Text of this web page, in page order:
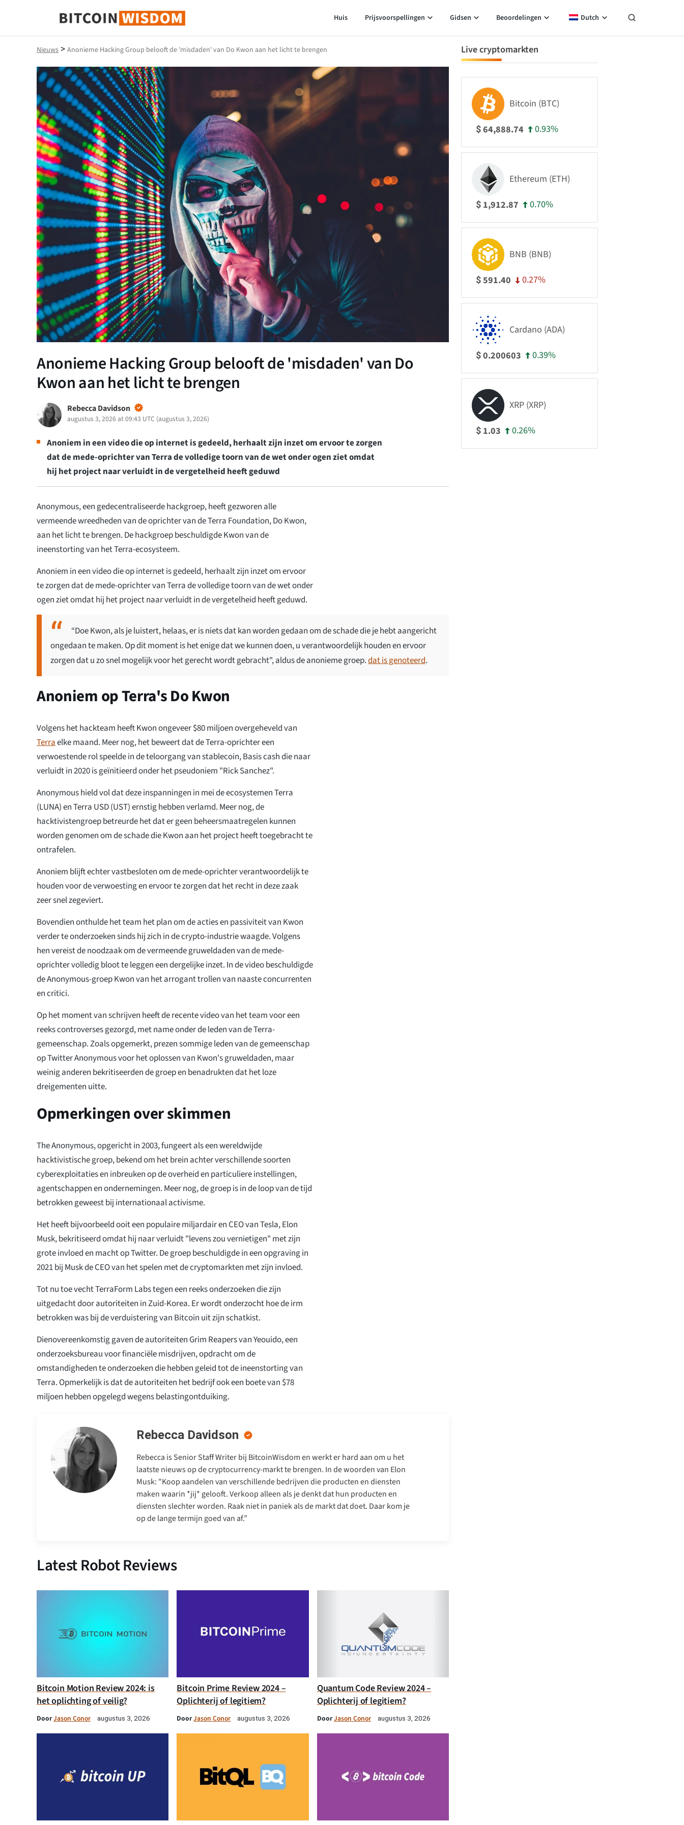
Bitcoin-wijsheid
Huis Prijsvoorspellingen Gidsen Beoordelingen Dutch
Nieuws > Anonieme Hacking Group belooft de 'misdaden' van Do Kwon aan het licht te brengen
Anonieme Hacking Group belooft de 'misdaden' van Do
Kwon aan het licht te brengen
Rebecca Davidson
augustus 3, 2026 at 09:43 UTC (augustus 3, 2026)
Anoniem in een video die op internet is gedeeld, herhaalt zijn inzet om ervoor te zorgen
dat de mede-oprichter van Terra de volledige toorn van de wet onder ogen ziet omdat
hij het project naar verluidt in de vergetelheid heeft geduwd
Anonymous, een gedecentraliseerde hackgroep, heeft gezworen alle
vermeende wreedheden van de oprichter van de Terra Foundation, Do Kwon,
aan het licht te brengen. De hackgroep beschuldigde Kwon van de
ineenstorting van het Terra-ecosysteem.
Anoniem in een video die op internet is gedeeld, herhaalt zijn inzet om ervoor
te zorgen dat de mede-oprichter van Terra de volledige toorn van de wet onder
ogen ziet omdat hij het project naar verluidt in de vergetelheid heeft geduwd.
“Doe Kwon, als je luistert, helaas, er is niets dat kan worden gedaan om de schade die je hebt aangericht
ongedaan te maken. Op dit moment is het enige dat we kunnen doen, u verantwoordelijk houden en ervoor
zorgen dat u zo snel mogelijk voor het gerecht wordt gebracht", aldus de anonieme groep.dat is genoteerd.
Anoniem op Terra's Do Kwon
Volgens het hackteam heeft Kwon ongeveer $80 miljoen overgeheveld van
Terraelke maand. Meer nog, het beweert dat de Terra-oprichter een
verwoestende rol speelde in de teloorgang van stablecoin, Basis cash die naar
verluidt in 2020 is geïnitieerd onder het pseudoniem "Rick Sanchez".
Anonymous hield vol dat deze inspanningen in mei de ecosystemen Terra
(LUNA) en Terra USD (UST) ernstig hebben verlamd. Meer nog, de
hacktivistengroep betreurde het dat er geen beheersmaatregelen kunnen
worden genomen om de schade die Kwon aan het project heeft toegebracht te
ontrafelen.
Anoniem blijft echter vastbesloten om de mede-oprichter verantwoordelijk te
houden voor de verwoesting en ervoor te zorgen dat het recht in deze zaak
zeer snel zegeviert.
Bovendien onthulde het team het plan om de acties en passiviteit van Kwon
verder te onderzoeken sinds hij zich in de crypto-industrie waagde. Volgens
hen vereist de noodzaak om de vermeende gruweldaden van de mede-
oprichter volledig bloot te leggen een dergelijke inzet. In de video beschuldigde
de Anonymous-groep Kwon van het arrogant trollen van naaste concurrenten
en critici.
Op het moment van schrijven heeft de recente video van het team voor een
reeks controverses gezorgd, met name onder de leden van de Terra-
gemeenschap. Zoals opgemerkt, prezen sommige leden van de gemeenschap
op Twitter Anonymous voor het oplossen van Kwon's gruweldaden, maar
weinig anderen bekritiseerden de groep en benadrukten dat het loze
dreigementen uitte.
Opmerkingen over skimmen
The Anonymous, opgericht in 2003, fungeert als een wereldwijde
hacktivistische groep, bekend om het brein achter verschillende soorten
cyberexploitaties en inbreuken op de overheid en particuliere instellingen,
agentschappen en ondernemingen. Meer nog, de groep is in de loop van de tijd
betrokken geweest bij internationaal activisme.
Het heeft bijvoorbeeld ooit een populaire miljardair en CEO van Tesla, Elon
Musk, bekritiseerd omdat hij naar verluidt "levens zou vernietigen" met zijn
grote invloed en macht op Twitter. De groep beschuldigde in een opgraving in
2021 bij Musk de CEO van het spelen met de cryptomarkten met zijn invloed.
Tot nu toe vecht TerraForm Labs tegen een reeks onderzoeken die zijn
uitgedacht door autoriteiten in Zuid-Korea. Er wordt onderzocht hoe de irm
betrokken was bij de verduistering van Bitcoin uit zijn schatkist.
Dienovereenkomstig gaven de autoriteiten Grim Reapers van Yeouido, een
onderzoeksbureau voor financiële misdrijven, opdracht om de
omstandigheden te onderzoeken die hebben geleid tot de ineenstorting van
Terra. Opmerkelijk is dat de autoriteiten het bedrijf ook een boete van $78
miljoen hebben opgelegd wegens belastingontduiking.
Rebecca Davidson
Rebecca is Senior Staff Writer bij BitcoinWisdom en werkt er hard aan om u het
laatste nieuws op de cryptocurrency-markt te brengen. In de woorden van Elon
Musk: "Koop aandelen van verschillende bedrijven die producten en diensten
maken waarin *jij* gelooft. Verkoop alleen als je denkt dat hun producten en
diensten slechter worden. Raak niet in paniek als de markt dat doet. Daar kom je
op de lange termijn goed van af.”
Latest Robot Reviews
Bitcoin Motion Review 2024: is
het oplichting of veilig?
DoorJason Conor augustus 3, 2026
Bitcoin Prime Review 2024 –
Oplichterij of legitiem?
DoorJason Conor augustus 3, 2026
Quantum Code Review 2024 –
Oplichterij of legitiem?
DoorJason Conor augustus 3, 2026
Live cryptomarkten
Bitcoin (BTC)
$64,888.74 0.93%
Ethereum (ETH)
$ 1,912.87 0.70%
BNB (BNB)
$591.40 0.27%
Cardano (ADA)
$0.200603 0.39%
XRP (XRP)
$ 1.03 0.26%